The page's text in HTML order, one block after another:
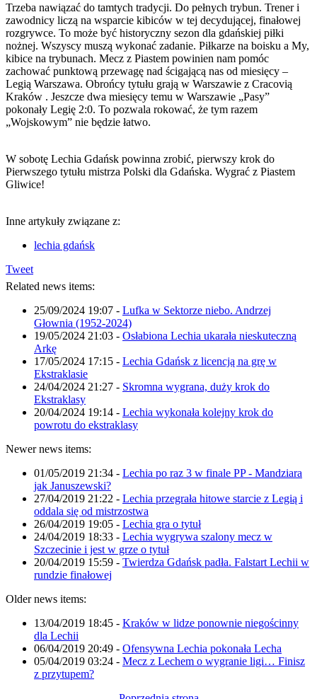
Trzeba nawiązać do tamtych tradycji. Do pełnych trybun. Trener i
zawodnicy liczą na wsparcie kibiców w tej decydującej, finałowej
rozgrywce. To może być historyczny sezon dla gdańskiej piłki
nożnej. Wszyscy muszą wykonać zadanie. Piłkarze na boisku a My,
kibice na trybunach. Mecz z Piastem powinien nam pomóc
zachować punktową przewagę nad ścigającą nas od miesięcy –
Legią Warszawa. Obrońcy tytułu grają w Warszawie z Cracovią
Kraków . Jeszcze dwa miesięcy temu w Warszawie „Pasy”
pokonały Legię 2:0. To pozwala rokować, że tym razem
„Wojskowym” nie będzie łatwo.
W sobotę Lechia Gdańsk powinna zrobić, pierwszy krok do
Pierwszego tytułu mistrza Polski dla Gdańska. Wygrać z Piastem
Gliwice!
Inne artykuły związane z:
lechia gdańsk
Tweet
Related news items:
25/09/2024 19:07 - Lufka w Sektorze niebo. Andrzej
Głownia (1952-2024)
19/05/2024 21:03 - Osłabiona Lechia ukarała nieskuteczną
Arkę
17/05/2024 17:15 - Lechia Gdańsk z licencją na grę w
Ekstraklasie
24/04/2024 21:27 - Skromna wygrana, duży krok do
Ekstraklasy
20/04/2024 19:14 - Lechia wykonała kolejny krok do
powrotu do ekstraklasy
Newer news items:
01/05/2019 21:34 - Lechia po raz 3 w finale PP - Mandziara
jak Januszewski?
27/04/2019 21:22 - Lechia przegrała hitowe starcie z Legią i
oddala się od mistrzostwa
26/04/2019 19:05 - Lechia gra o tytuł
24/04/2019 18:33 - Lechia wygrywa szalony mecz w
Szczecinie i jest w grze o tytuł
20/04/2019 15:59 - Twierdza Gdańsk padła. Falstart Lechii w
rundzie finałowej
Older news items:
13/04/2019 18:45 - Kraków w lidze ponownie niegościnny
dla Lechii
06/04/2019 20:49 - Ofensywna Lechia pokonała Lecha
05/04/2019 03:24 - Mecz z Lechem o wygranie ligi… Finisz
z przytupem?